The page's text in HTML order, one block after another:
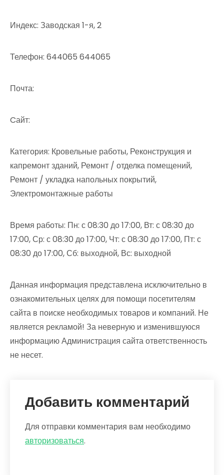
Индекс: Заводская 1-я, 2
Телефон: 644065 644065
Почта:
Cайт:
Категория: Кровельные работы, Реконструкция и
капремонт зданий, Ремонт / отделка помещений,
Ремонт / укладка напольных покрытий,
Электромонтажные работы
Время работы: Пн: с 08:30 до 17:00, Вт: с 08:30 до
17:00, Ср: с 08:30 до 17:00, Чт: с 08:30 до 17:00, Пт: с
08:30 до 17:00, Сб: выходной, Вс: выходной
Данная информация представлена исключительно в
ознакомительных целях для помощи посетителям
сайта в поиске необходимых товаров и компаний. Не
является рекламой! За неверную и изменившуюся
информацию Администрация сайта ответственность
не несет.
Добавить комментарий
Для отправки комментария вам необходимо
авторизоваться.